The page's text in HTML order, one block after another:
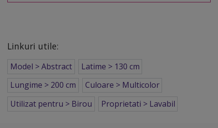
Linkuri utile:
Model > Abstract
Latime > 130 cm
Lungime > 200 cm
Culoare > Multicolor
Utilizat pentru > Birou
Proprietati > Lavabil